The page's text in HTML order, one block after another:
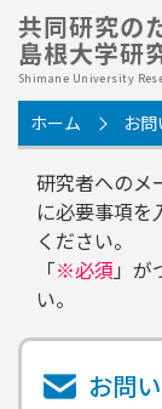
共同研究の
島根大学研
Shimane University
ホーム お
研究者へのメ
に必要事項を
ください。
「※必須 」が
い。
お問